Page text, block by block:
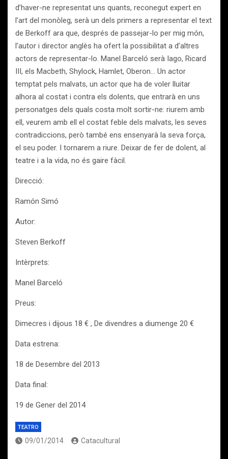
d’haver-ne representat uns quants, reconegut expert en
l’art del monòleg, serà un dels primers a representar el text
de Berkoff ara que, després de passejar-lo per mig món,
l’autor i director anglès ha ofert la possibilitat a d’altres
actors de representar-lo. Manel Barceló serà Iago, Ricard
III, els Macbeth, Shylock, Hamlet, Oberon… Un actor
temptat pels malvats, un actor que ha de voler lluitar
alhora al costat i contra els dolents, que entrarà en uns
personatges dels quals costa molt sortir-ne: riurem amb
ell, veurem amb ell el costat feble dels malvats, les seves
contradiccions, però també ens ensenyarà la seva força,
el seu poder. I tornarem a riure. Deixar de fer de dolent, al
teatre i a la vida, no és gaire fàcil.
Direcció:
Ramón Simó
Autor:
Steven Berkoff
Intèrprets:
Manel Barceló
Preus:
Dimecres i dijous 18 € , De divendres a diumenge 20 €
Data estrena:
18 de Desembre del 2013
Data final:
19 de Gener del 2014
TEATRO
09/01/2014 Catacultural